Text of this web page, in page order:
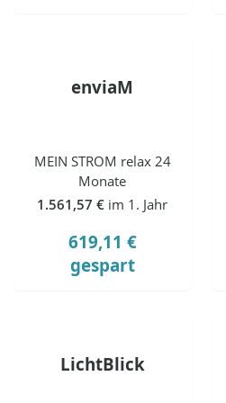
enviaM
MEIN STROM relax 24
Monate
1.561,57 € im 1. Jahr
619,11 €
gespart
LichtBlick